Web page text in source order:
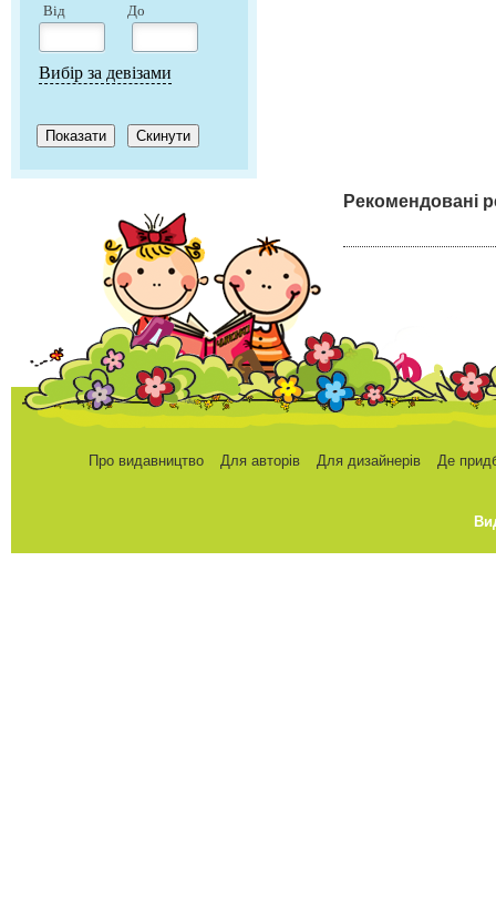
Від До
Вибір за девізами
Рекомендовані
Про видавництво Для авторів Для дизайнерів Де